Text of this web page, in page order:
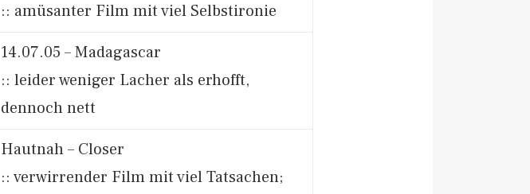
:: amüsanter Film mit viel Selbstironie
14.07.05 – Madagascar
:: leider weniger Lacher als erhofft,
dennoch nett
Hautnah – Closer
:: verwirrender Film mit viel Tatsachen;